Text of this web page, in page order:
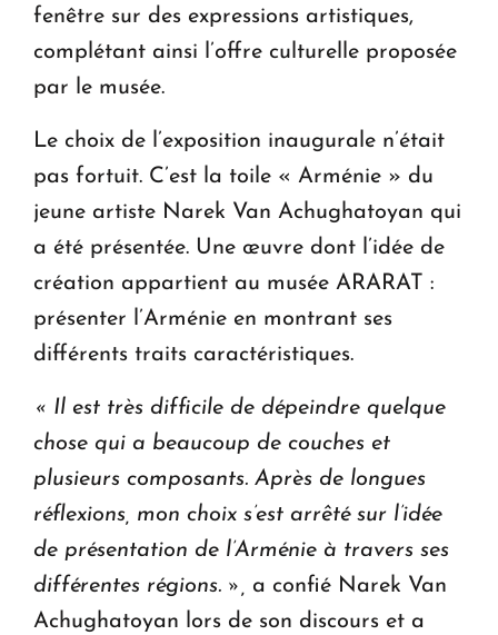
fenêtre sur des expressions artistiques,
complétant ainsi l’offre culturelle proposée
par le musée.
Le choix de l’exposition inaugurale n’était
pas fortuit. C’est la toile « Arménie » du
jeune artiste Narek Van Achughatoyan qui
a été présentée. Une œuvre dont l’idée de
création appartient au musée ARARAT :
présenter l’Arménie en montrant ses
différents traits caractéristiques.
« Il est très difficile de dépeindre quelque
chose qui a beaucoup de couches et
plusieurs composants. Après de longues
réflexions, mon choix s’est arrêté sur l’idée
de présentation de l’Arménie à travers ses
différentes régions. », a confié Narek Van
Achughatoyan lors de son discours et a